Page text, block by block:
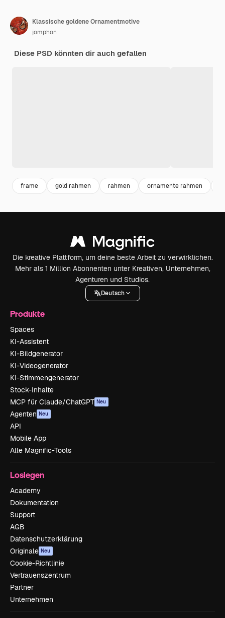
Klassische goldene Ornamentmotive
jomphon
Diese PSD könnten dir auch gefallen
frame gold rahmen rahmen ornamente rahmen
Die kreative Plattform, um deine beste Arbeit zu verwirklichen.
Mehr als 1 Million Abonnenten unter Kreativen, Unternehmen,
Agenturen und Studios.
Deutsch
Produkte
Spaces
KI-Assistent
KI-Bildgenerator
KI-Videogenerator
KI-Stimmengenerator
Stock-Inhalte
MCP für Claude/ChatGPT Neu
Agenten Neu
API
Mobile App
Alle Magnific-Tools
Loslegen
Academy
Dokumentation
Support
AGB
Datenschutzerklärung
Originale Neu
Cookie-Richtlinie
Vertrauenszentrum
Partner
Unternehmen